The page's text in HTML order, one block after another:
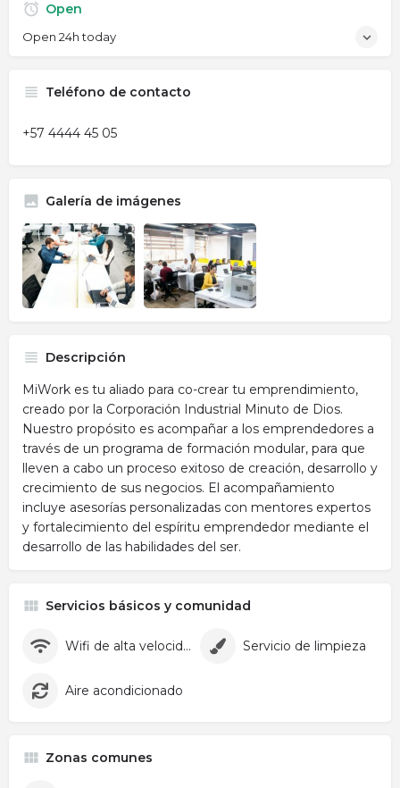
Open
Open 24h today
Teléfono de contacto
+57 4444 45 05
Galería de imágenes
Descripción
MiWork es tu aliado para co-crear tu emprendimiento,
creado por la Corporación Industrial Minuto de Dios.
Nuestro propósito es acompañar a los emprendedores a
través de un programa de formación modular, para que
lleven a cabo un proceso exitoso de creación, desarrollo y
crecimiento de sus negocios. El acompañamiento
incluye asesorías personalizadas con mentores expertos
y fortalecimiento del espíritu emprendedor mediante el
desarrollo de las habilidades del ser.
Servicios básicos y comunidad
Wifi de alta velocidad Servicio de limpieza
Aire acondicionado
Zonas comunes